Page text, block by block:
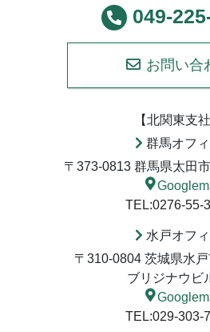
049-
お問い合
【北関東支社
群馬オフ
〒373-0813 群馬県太田
TEL:0276-55-
水戸オフ
〒310-0804 茨城県水
ブリジナウビ
TEL:029-303-